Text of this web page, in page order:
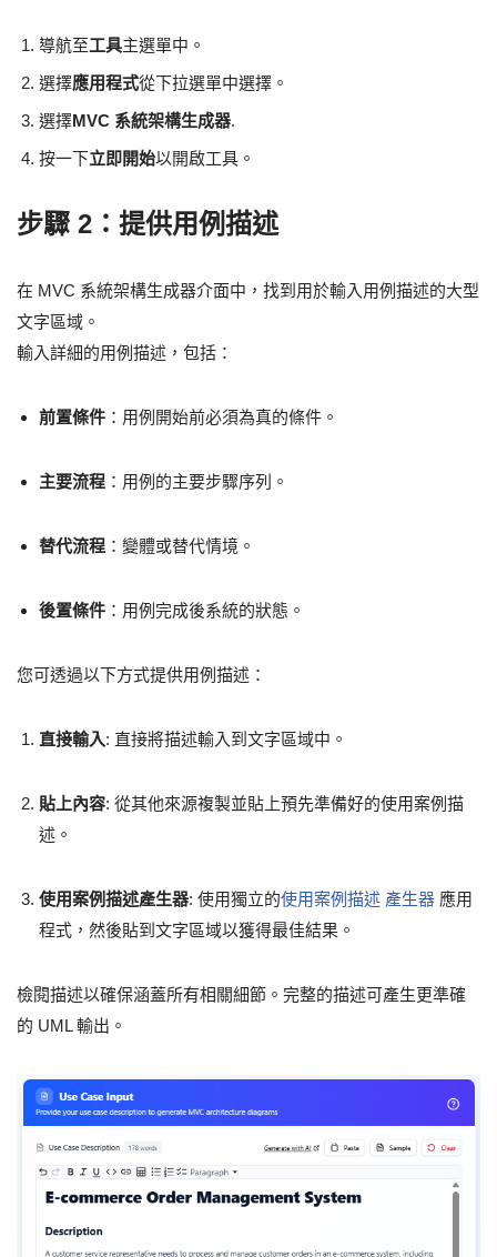
導航至工具主選單中。
選擇應用程式從下拉選單中選擇。
選擇MVC 系統架構生成器.
按一下立即開始以開啟工具。
步驟 2：提供用例描述
在 MVC 系統架構生成器介面中，找到用於輸入用例描述的大型
文字區域。
輸入詳細的用例描述，包括：
前置條件 ：用例開始前必須為真的條件。
主要流程 ：用例的主要步驟序列。
替代流程 ：變體或替代情境。
後置條件 ：用例完成後系統的狀態。
您可透過以下方式提供用例描述：
直接輸入: 直接將描述輸入到文字區域中。
貼上內容: 從其他來源複製並貼上預先準備好的使用案例描
述。
使用案例描述產生器: 使用獨立的使用案例描述 產生器 應用
程式，然後貼到文字區域以獲得最佳結果。
檢閱描述以確保涵蓋所有相關細節。完整的描述可產生更準確
的 UML 輸出。